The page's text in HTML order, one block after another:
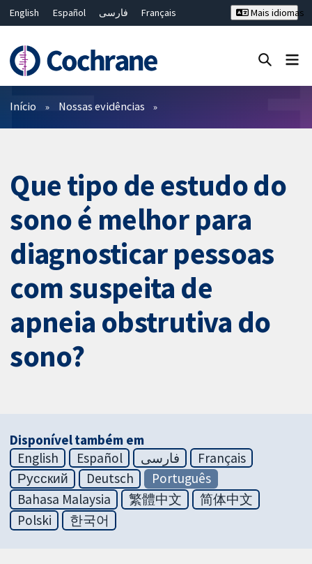
English Español فارسی
Français
Bahasa Malaysia
ไทย 繁體中文
Mais idiomas
Filtros
Início Nossas evidências
Que tipo de estudo do
sono é melhor para
diagnosticar pessoas
com suspeita de
apneia obstrutiva do
sono?
Disponível também em
English
Español فارسی
Français
Русский
Deutsch
Português
Bahasa Malaysia
繁體中文
简体中文
Polski
한국어